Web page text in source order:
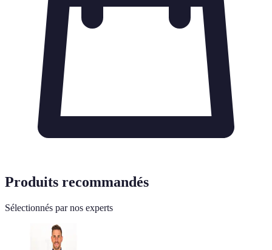
Produits recommandés
Sélectionnés par nos experts